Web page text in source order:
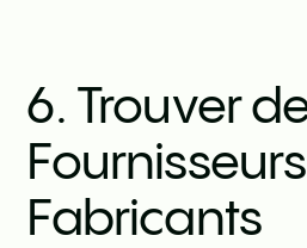
6. Trouver
Fabricants